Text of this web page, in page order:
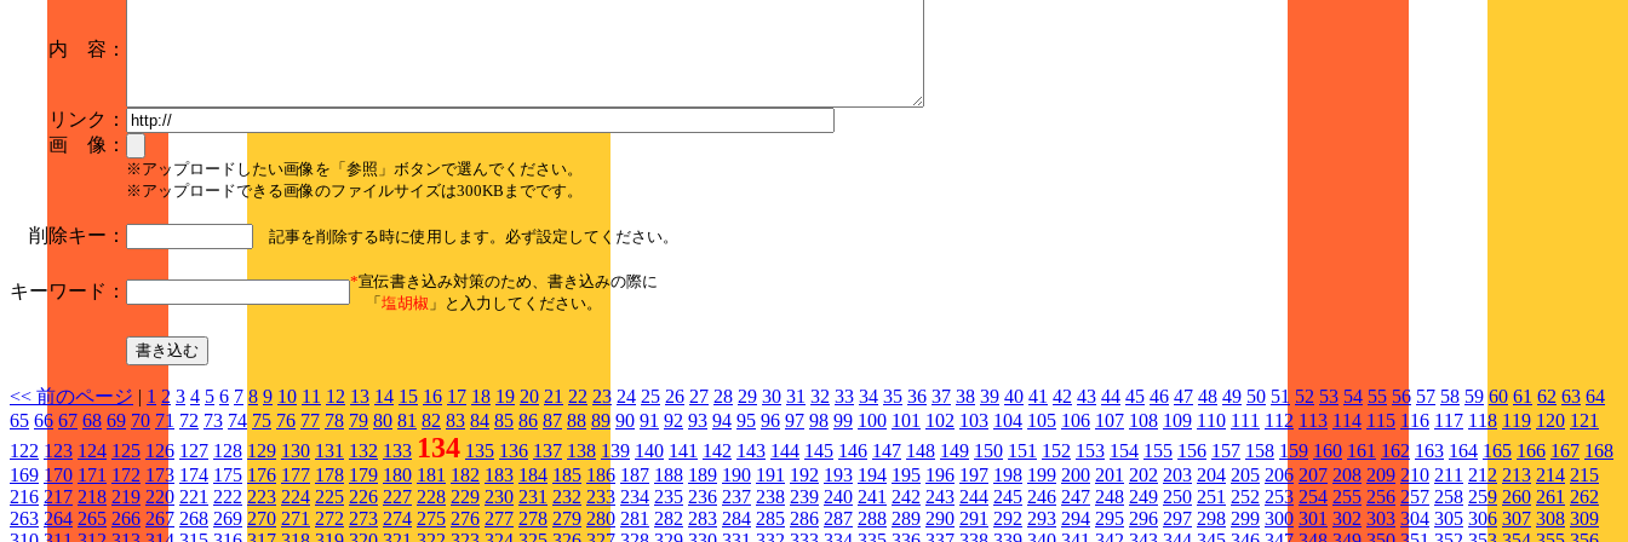
内 容：
リンク：
画 像：
※アップロードしたい画像を「参照」ボタンで選んでください。
※アップロードできる画像のファイルサイズは300KBまでです。
削除キー： 記事を削除する時に使用します。必ず設定してください。
キーワード： *宣伝書き込み対策のため、書き込みの際に
「 塩胡椒 」と入力してください。
<< 前のページ | 1 2 3 4 5 6 7 8 9 10 11 12 13 14 15 16 17 18 19 20 21 22 23 24 25 26 27 28 29 30 31 32 33 34 35 36 37 38 39 40 41 42 43 44 45 46 47 48 49 50 51 52 53 54 55 56 57 58 59 60 61 62 63 64
65 66 67 68 69 70 71 72 73 74 75 76 77 78 79 80 81 82 83 84 85 86 87 88 89 90 91 92 93 94 95 96 97 98 99 100 101 102 103 104 105 106 107 108 109 110 111 112 113 114 115 116 117 118 119 120 121
122 123 124 125 126 127 128 129 130 131 132 133 134 135 136 137 138 139 140 141 142 143 144 145 146 147 148 149 150 151 152 153 154 155 156 157 158 159 160 161 162 163 164 165 166 167 168
169 170 171 172 173 174 175 176 177 178 179 180 181 182 183 184 185 186 187 188 189 190 191 192 193 194 195 196 197 198 199 200 201 202 203 204 205 206 207 208 209 210 211 212 213 214 215
216 217 218 219 220 221 222 223 224 225 226 227 228 229 230 231 232 233 234 235 236 237 238 239 240 241 242 243 244 245 246 247 248 249 250 251 252 253 254 255 256 257 258 259 260 261 262
263 264 265 266 267 268 269 270 271 272 273 274 275 276 277 278 279 280 281 282 283 284 285 286 287 288 289 290 291 292 293 294 295 296 297 298 299 300 301 302 303 304 305 306 307 308 309